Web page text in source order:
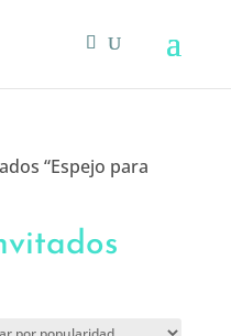
“Espejo para